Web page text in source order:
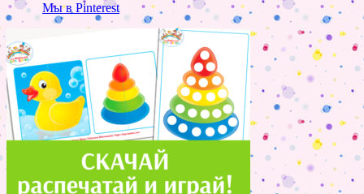
Мы в Pinterest